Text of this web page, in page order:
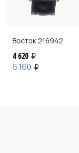
Восток 216942
4 620 i
6 160 i